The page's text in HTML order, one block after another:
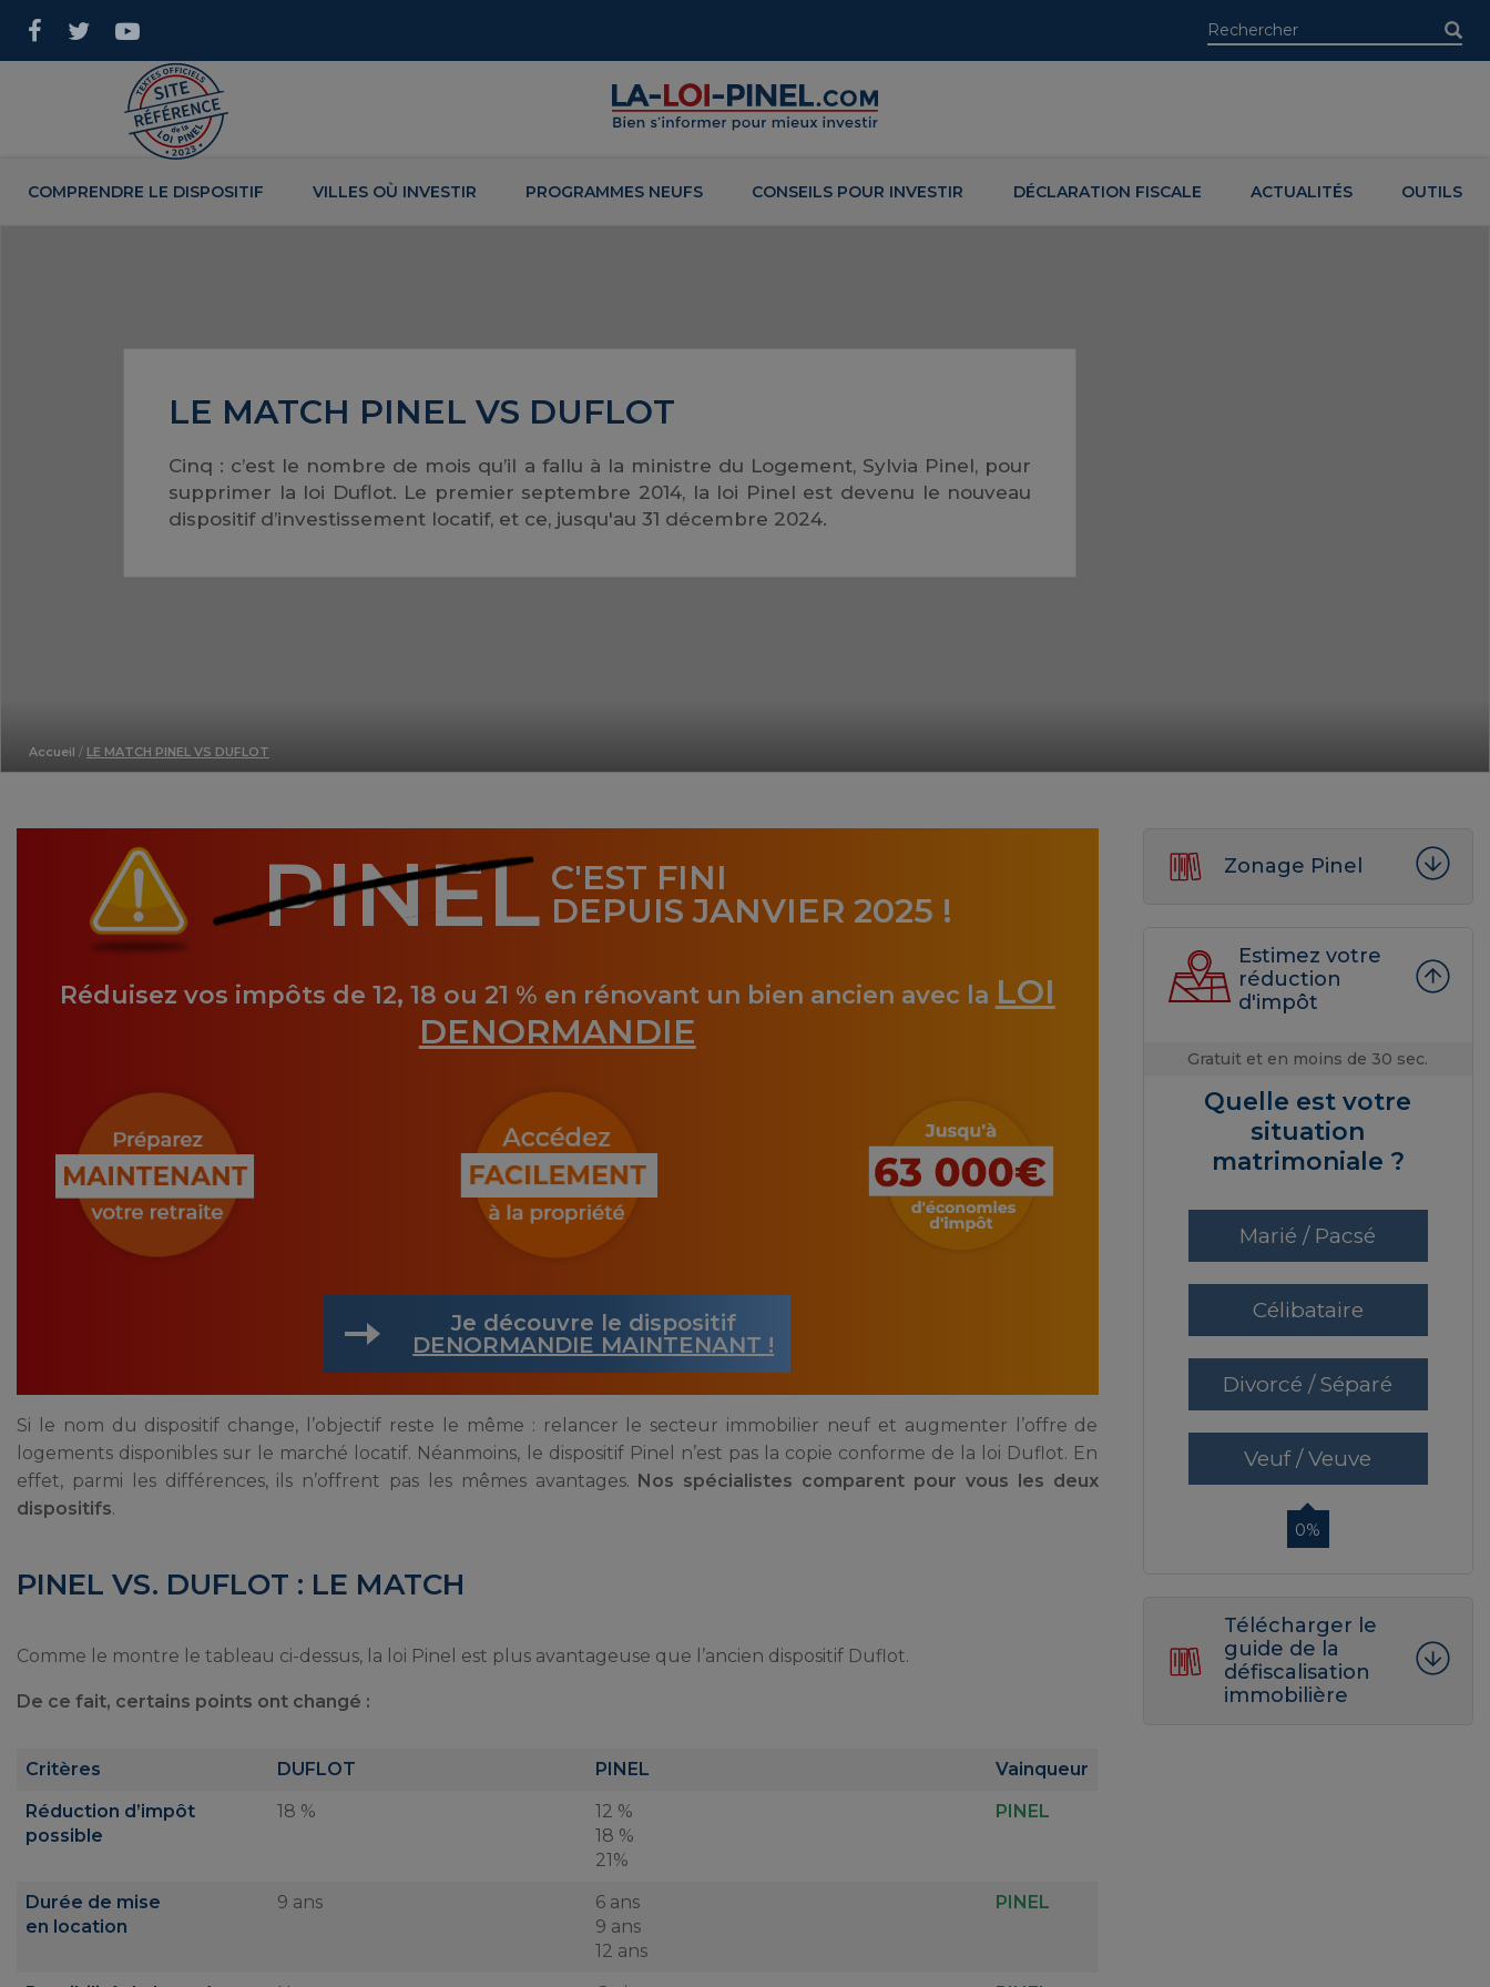
COMPRENDRE LE DISPOSITIF VILLES OÙ INVESTIR PROGRAMMES NEUFS CONSEILS POUR INVESTIR DÉCLARATION FISCALE ACTUALITÉS OUTILS
LE MATCH PINEL VS DUFLOT
Cinq : c’est le nombre de mois qu’il a fallu à la ministre du Logement, Sylvia Pinel, pour
supprimer la loi Duflot. Le premier septembre 2014, la loi Pinel est devenu le nouveau
dispositif d’investissement locatif, et ce, jusqu'au 31 décembre 2024.
Accueil / LE MATCH PINEL VS DUFLOT
PINEL C'EST FINI
DEPUIS JANVIER 2025 !
Réduisez vos impôts de 12, 18 ou 21 % en rénovant un bien ancien avec la LOI
DENORMANDIE
Je découvre le dispositif
DENORMANDIE MAINTENANT !
Si le nom du dispositif change, l’objectif reste le même : relancer le secteur immobilier neuf et augmenter l’offre de
logements disponibles sur le marché locatif. Néanmoins, le dispositif Pinel n’est pas la copie conforme de la loi Duflot. En
effet, parmi les différences, ils n’offrent pas les mêmes avantages. Nos spécialistes comparent pour vous les deux
dispositifs.
PINEL VS. DUFLOT : LE MATCH
Comme le montre le tableau ci-dessus, la loi Pinel est plus avantageuse que l’ancien dispositif Duflot.
De ce fait, certains points ont changé :
Critères DUFLOT PINEL
Vainqueur
Réduction d’impôt
possible
18 %
12 %
18 %
21%
PINEL
Durée de mise
en location
9 ans
6 ans
9 ans
12 ans
PINEL
Zonage Pinel
Estimez votre
réduction
d'impôt
Gratuit et en moins de 30 sec.
Quelle est votre
situation
matrimoniale ?
Marié / Pacsé
Célibataire
Divorcé / Séparé
Veuf / Veuve
0%
Télécharger le
guide de la
défiscalisation
immobilière